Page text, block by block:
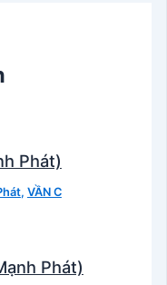
Phát)
, VẦN C
Phát)